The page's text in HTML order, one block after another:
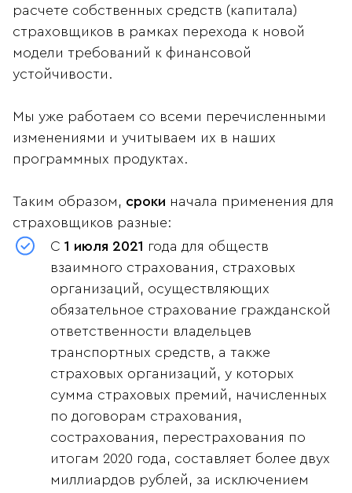
расчете собственных средств (капитала)
страховщиков в рамках перехода к новой
модели требований к финансовой
устойчивости.
Мы уже работаем со всеми перечисленными
изменениями и учитываем их в наших
программных продуктах.
Таким образом, сроки начала применения для
страховщиков разные:
С 1 июля 2021 года для обществ
взаимного страхования, страховых
организаций, осуществляющих
обязательное страхование гражданской
ответственности владельцев
транспортных средств, а также
страховых организаций, у которых
сумма страховых премий, начисленных
по договорам страхования,
сострахования, перестрахования по
итогам 2020 года, составляет более двух
миллиардов рублей, за исключением